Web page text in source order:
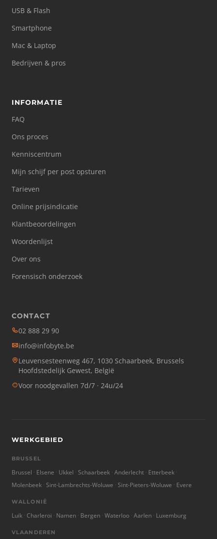
USB & Flash
Smartphone
Mac & Laptop
Bedrijven & pros
INFORMATIE
FAQ
Ons proces
Kenniscentrum
Mijn schijf per post opsturen
Tarieven
Online prijsindicatie
Klantbeoordelingen
Woordenlijst
Over ons
Forensisch onderzoek
CONTACT
02 888 29 90
info@infobyte.be
Leuvensesteenweg 467, 1030 Schaarbeek, Brussels
Hoofdstedelijk Gewest, België
Voor noodgevallen 7d/7 · 24u/24
WERKGEBIED
BRUSSEL
Brussel Elsene Ukkel Schaarbeek Anderlecht Etterbeek
Molenbeek Sint-Lambrechts-Woluwe Sint-Pieters-Woluwe Evere
WALLONIË
Luik Charleroi Namen Bergen Waterloo Aarlen Luxemburg
VLAANDEREN